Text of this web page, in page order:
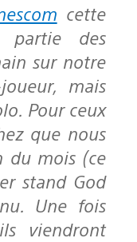
cette
partie des
sur notre
mais
Pour ceux
que nous
du mois (ce
stand God
Une fois
viendront